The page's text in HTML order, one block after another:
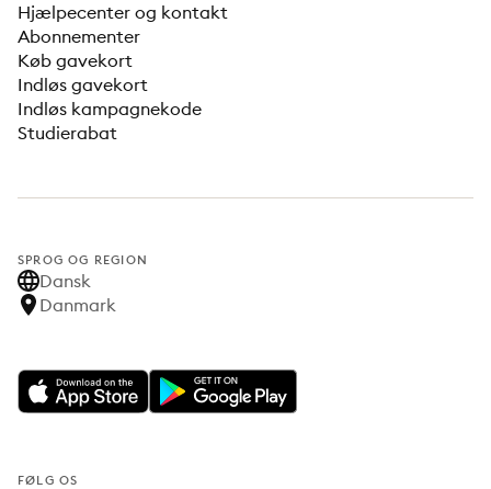
Hjælpecenter og kontakt
Abonnementer
Køb gavekort
Indløs gavekort
Indløs kampagnekode
Studierabat
SPROG OG REGION
Dansk
Danmark
FØLG OS